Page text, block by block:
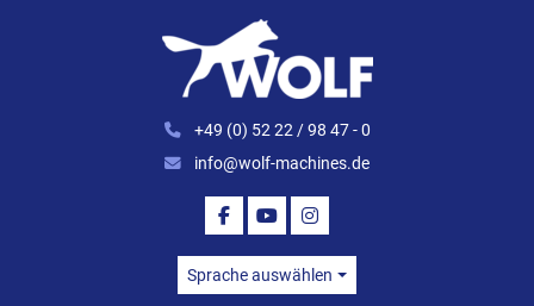
+49 (0) 52 22 / 98 47 - 0
info@wolf-machines.de
FACEBOOK
YOUTUBEINSTAGRAM
Sprache auswählen